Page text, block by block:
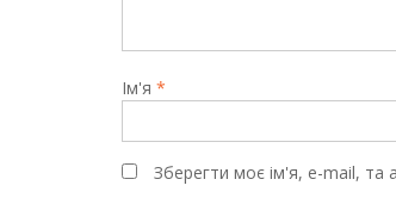
Ім'я *
Зберегти моє ім'я, e-mail, та